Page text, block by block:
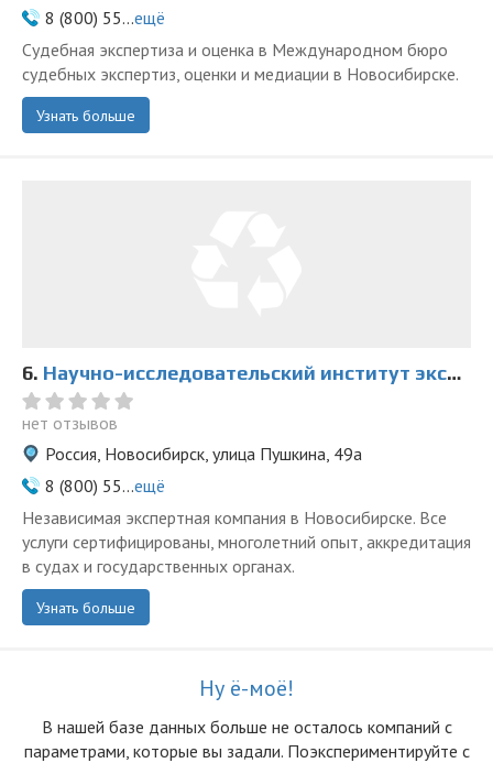
8 (800) 55...ещё
Судебная экспертиза и оценка в Международном бюро
судебных экспертиз, оценки и медиации в Новосибирске.
Узнать больше
6. Научно-исследовательский институт экспертиз в Новосибирске
нет отзывов
Россия, Новосибирск, улица Пушкина, 49а
8 (800) 55...ещё
Независимая экспертная компания в Новосибирске. Все
услуги сертифицированы, многолетний опыт, аккредитация
в судах и государственных органах.
Узнать больше
Ну ё-моё!
В нашей базе данных больше не осталоcь компаний с
параметрами, которые вы задали. Поэкспериментируйте с